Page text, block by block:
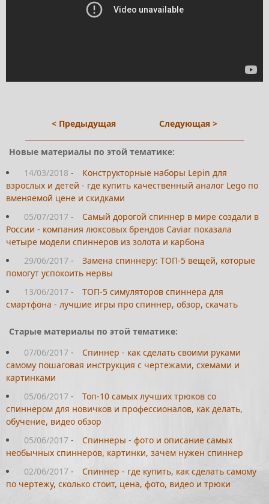
< Предыдущая Следующая >
Новые материалы по этой тематике:
14/03/2018 -
Конструкторные наборы Lepin для
взрослых и детей - где купить качественный аналог Lego по
вменяемой цене и скидками
05/07/2017 -
Самый дорогой спиннер в мире создали в
России - компания люксовых брендов Caviar показала
четыре модели спиннеров из золота и карбона
29/06/2017 -
Замена спиннеру: ТОП-5 вещей, которые
помогут успокоить нервы
13/06/2017 -
ТОП-5 симуляторов спиннера для
смартфона - лучшие игры про спиннер, обзор, скачать
Старые материалы по этой тематике:
07/06/2017 -
Спиннер - как сделать своими руками
самому пошаговая инструкция с чертежами, схемами и
картинками
05/06/2017 -
Топ-10 самых лучших трюков со
спиннером для новичков и профессионалов, как делать,
обучение, видео обзор
05/06/2017 -
Спиннеры - фото и описание самых
необычных спиннеров, картинки, зачем нужен спиннер
02/06/2017 -
Спиннер - где купить, как сделать самому
по чертежу, сколько стоит, цена, фото, видео и трюки